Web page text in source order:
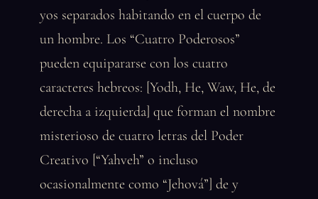
yos separados habitando en el cuerpo de
un hombre. Los “Cuatro Poderosos”
pueden equipararse con los cuatro
caracteres hebreos: [Yodh, He, Waw, He, de
derecha a izquierda] que forman el nombre
misterioso de cuatro letras del Poder
Creativo [“Yahveh” o incluso
ocasionalmente como “Jehová”] de y